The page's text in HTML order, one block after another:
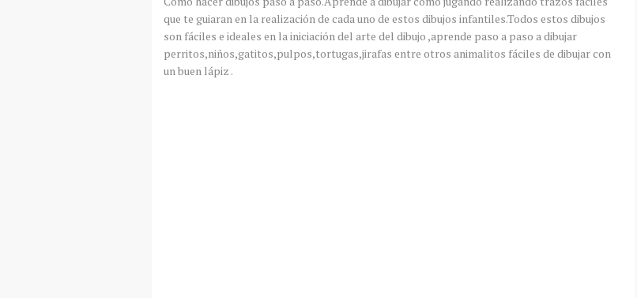
que te guiaran en la realización de cada uno de estos dibujos infantiles.Todos estos dibujos
son fáciles e ideales en la iniciación del arte del dibujo ,aprende paso a paso a dibujar
perritos,niños,gatitos,pulpos,tortugas,jirafas entre otros animalitos fáciles de dibujar con
un buen lápiz .